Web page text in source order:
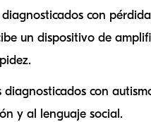
diagnosticados con
un dispositivo de
diagnosticados con
y al lenguaje social.